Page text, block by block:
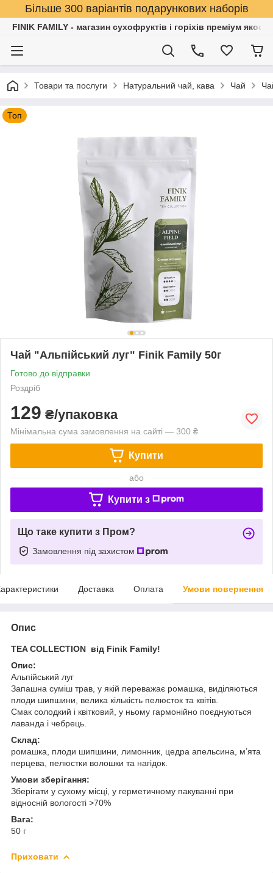
Більше 300 варіантів подарункових наборів
FINIK FAMILY - магазин сухофруктів і горіхів преміум якості
Товари та послуги Натуральний чай, кава Чай
Топ
Чай "Альпійський луг" Finik Family 50г
Готово до відправки
Роздріб
129 ₴/упаковка
Мінімальна сума замовлення на сайті — 300 ₴
Купити
або
Купити з
Що таке купити з Пром?
Замовлення під захистом
Доставка Оплата Умови повернення
Опис
TEA COLLECTION від Finik Family!
Опис:
Альпійський луг
Запашна суміш трав, у якій переважає ромашка, виділяються
плоди шипшини, велика кількість пелюсток та квітів.
Смак солодкий і квітковий, у ньому гармонійно поєднуються
лаванда і чебрець.
Склад:
ромашка, плоди шипшини, лимонник, цедра апельсина, м’ята
перцева, пелюстки волошки та нагідок.
Умови зберігання:
Зберігати у сухому місці, у герметичному пакуванні при
відносній вологості >70%
Вага:
50 г
Приховати